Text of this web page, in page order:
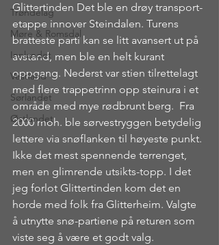
Trøndelag
Møre & Romsdal
Innlandet
Vestland
Sørlandet
Østlandet
Glittertinden Det ble en drøy transport-
etappe innover Steindalen. Turens
bratteste parti kan se litt avansert ut på
avstand, men ble en helt kurant
oppgang. Nederst var stien tilrettelagt
med flere trappetrinn opp steinura i et
område med mye rødbrunt berg.  Fra
2000 moh. ble sørvestryggen betydelig
lettere via snøflanken til høyeste punkt.
Ikke det mest spennende terrenget,
men en glimrende utsikts-topp. I det
jeg forlot Glittertinden kom det en
horde med folk fra Glitterheim. Valgte
å utnytte snø-partiene på returen som
viste seg å være et godt valg.